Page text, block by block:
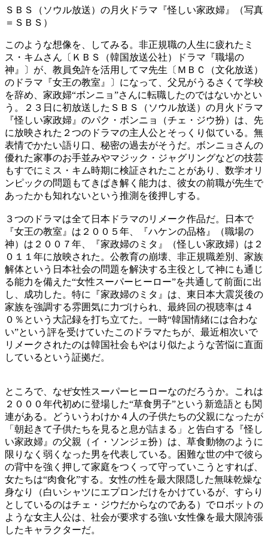
ＳＢＳ（ソウル放送）の月火ドラマ『怪しい家政婦』（写真
＝ＳＢＳ）
このような想像を、してみる。非正規職の人生に疲れたミ
ス・キムさん〔ＫＢＳ（韓国放送公社）ドラマ『職場の
神』〕が、教員免許を活用してマ先生〔ＭＢＣ（文化放送）
のドラマ『女王の教室』〕になって、父兄がうるさくて学校
を辞め、家政婦“ボンニョ”さんに転職したのではないかとい
う。２３日に初放送したＳＢＳ（ソウル放送）の月火ドラマ
『怪しい家政婦』のパク・ボンニョ（チェ・ジウ扮）は、先
に放映された２つのドラマの主人公とそっくり似ている。無
表情でかたい語り口、秘密の過去がそうだ。ボンニョさんの
優れた家事のお手並みやマジック・ジャグリングなどの技芸
もすでにミス・キム時期に検証されたことがあり、数学オリ
ンピックの問題もてきぱき解く能力は、彼女の前職が先生で
あったかも知れないという推測を後押しする。
３つのドラマは全て日本ドラマのリメーク作品だ。日本で
『女王の教室』は２００５年、『ハケンの品格』（職場の
神）は２００７年、『家政婦のミタ』（怪しい家政婦）は２
０１１年に放映された。公教育の崩壊、非正規職差別、家族
解体という日本社会の問題を解決する主役として神にも通じ
る能力を備えた“女性スーパーヒーロー”を共通して前面に出
し、成功した。特に『家政婦のミタ』は、東日本大震災後の
家族を強調する雰囲気に力づけられ、最終回の視聴率は４
０％という大記録を打ち立てた。一時“韓国情緒には合わな
い”という評を受けていたこのドラマたちが、最近相次いで
リメークされたのは韓国社会もやはり似たような苦悩に直面
しているという証拠だ。
ところで、なぜ女性スーパーヒーローなのだろうか。これは
２０００年代初めに登場した“草食男子”という新造語とも関
連がある。どういうわけか４人の子供たちの父親になったが
「朝起きて子供たちを見ると息が詰まる」と告白する『怪し
い家政婦』の父親（イ・ソンジェ扮）は、草食動物のように
限りなく弱くなった男を代表している。困難な世の中で彼ら
の背中を強く押して家庭をつくって守っていこうとすれば、
女たちは“肉食化”する。女性の性を最大限隠した無味乾燥な
身なり（白いシャツにエプロンだけをかけているが、すらり
としているのはチェ・ジウだからなのである）でロボットの
ような女主人公は、社会が要求する強い女性像を最大限誇張
したキャラクターだ。